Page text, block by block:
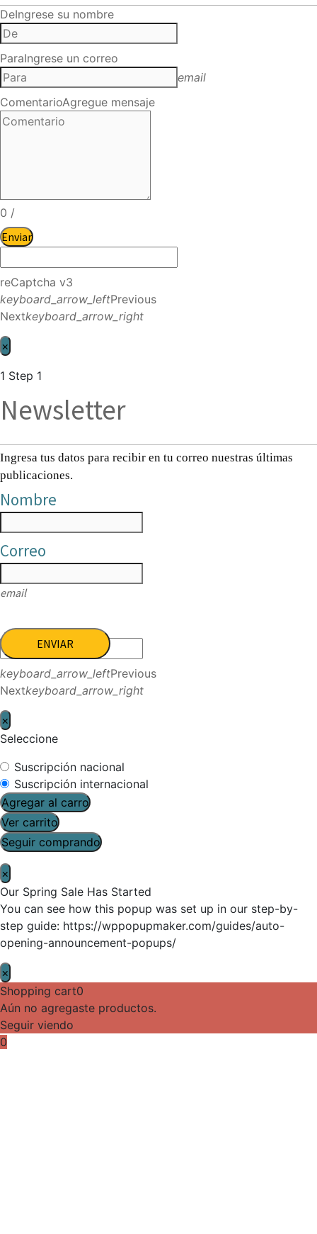
DeIngrese su nombre
ParaIngrese un correo
email
ComentarioAgregue mensaje
0 /
Enviar
reCaptcha v3
keyboard_arrow_leftPrevious
Nextkeyboard_arrow_right
×
1 Step 1
Newsletter
Ingresa tus datos para recibir en tu correo nuestras últimas
publicaciones.
Nombre
Correo
email
ENVIAR
keyboard_arrow_leftPrevious
Nextkeyboard_arrow_right
×
Seleccione
Suscripción nacional
Suscripción internacional
Agregar al carro
Ver carrito
Seguir comprando
×
Our Spring Sale Has Started
You can see how this popup was set up in our step-by-
step guide: https://wppopupmaker.com/guides/auto-
opening-announcement-popups/
×
Shopping cart0
Aún no agregaste productos.
Seguir viendo
0